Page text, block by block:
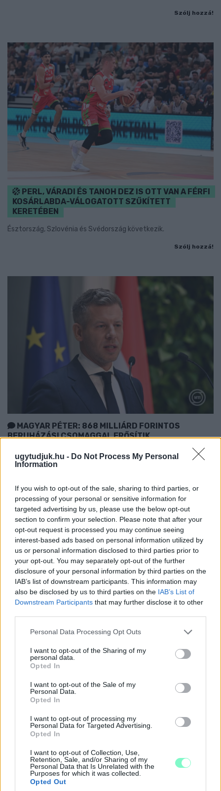
ugytudjuk.hu - Do Not Process My Personal
Information
If you wish to opt-out of the sale, sharing to third parties, or
processing of your personal or sensitive information for
targeted advertising by us, please use the below opt-out
section to confirm your selection. Please note that after your
opt-out request is processed you may continue seeing
interest-based ads based on personal information utilized by
us or personal information disclosed to third parties prior to
your opt-out. You may separately opt-out of the further
disclosure of your personal information by third parties on the
IAB’s list of downstream participants. This information may
also be disclosed by us to third parties on the IAB’s List of
Downstream Participants that may further disclose it to other
Please note that this website/app uses one or more Google
not limited to your visit or usage behaviour. You may click to
grant or deny consent to Google and its third-party tags to
use your data for below specified purposes in below Google
consent section.
Personal Data Processing Opt Outs
I want to opt-out of the Sharing of my
personal data.
Opted In
I want to opt-out of the Sale of my
Personal Data.
Opted In
I want to opt-out of processing my
Personal Data for Targeted Advertising.
Opted In
I want to opt-out of Collection, Use,
Retention, Sale, and/or Sharing of my
Personal Data that Is Unrelated with the
Purposes for which it was collected.
Opted Out
Szólj hozzá!
PERL, VÁRADI ÉS TANOH DEZ IS OTT VAN A FÉRFI
KOSÁRLABDA-VÁLOGATOTT SZŰKÍTETT
KERETÉBEN
Észtország, Szlovénia és Svédország következik.
Szólj hozzá!
MAGYAR PÉTER: 868 MILLIÁRD FORINTOS
BERUHÁZÁSI CSOMAGGAL ERŐSÍTIK
TOVÁBBRA IS KRITIKUS NAPOK ELÉ NÉZ AZ ORSZÁG
kormány.
Szólj hozzá!
ÁTADJÁK A MEGÚJULT ERZSÉBET LIGETI
KRESZ-PARKOT GYŐRBEN – CSALÁDI
PROGRAMOKKAL ÜNNEPLIK A FELÚJÍTÁST
Ügyességi versenyek, KRESZ-kvíz, ingyenes kerékpár- és e-
rollerjelölés is várja a családokat augusztus 8-án.